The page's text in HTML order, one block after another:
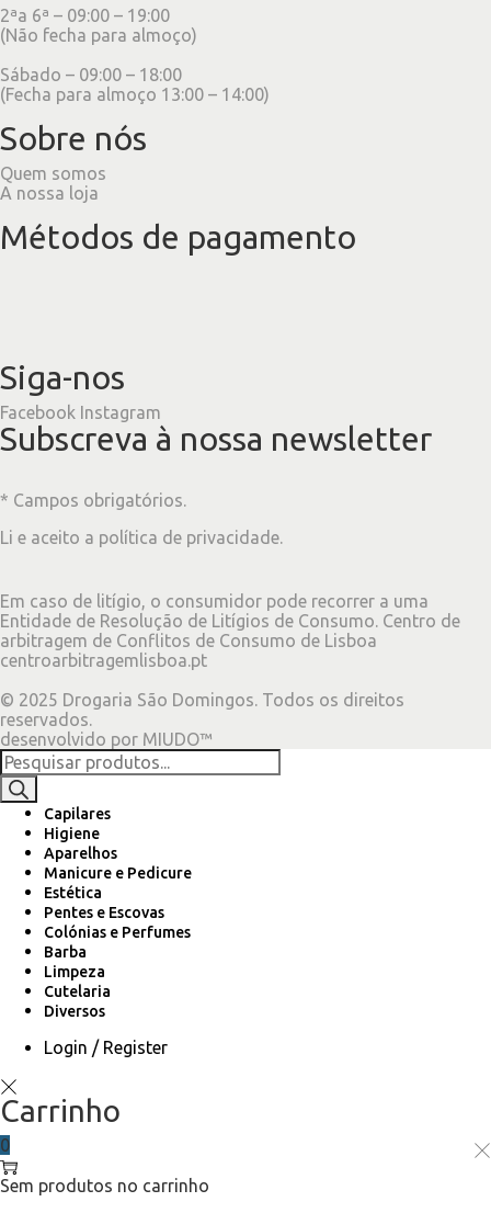
2ªa 6ª – 09:00 – 19:00
(Não fecha para almoço)
Sábado – 09:00 – 18:00
(Fecha para almoço 13:00 – 14:00)
Sobre nós
Quem somos
A nossa loja
Métodos de pagamento
Siga-nos
Facebook Instagram
Subscreva à nossa newsletter
* Campos obrigatórios.
Li e aceito a política de privacidade
Em caso de litígio, o consumidor pode recorrer a uma
Entidade de Resolução de Litígios de Consumo. Centro de
arbitragem de Conflitos de Consumo de Lisboa
centroarbitragemlisboa.pt
© 2025 Drogaria São Domingos. Todos os direitos
reservados.
desenvolvido por MIUDO™
Products
search
Capilares
Higiene
Aparelhos
Manicure e Pedicure
Estética
Pentes e Escovas
Colónias e Perfumes
Barba
Limpeza
Cutelaria
Diversos
Login / Register
Carrinho
0
Sem produtos no carrinho